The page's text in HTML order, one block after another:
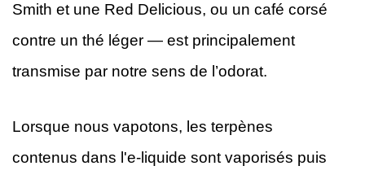
Smith et une Red Delicious, ou un café corsé
contre un thé léger — est principalement
transmise par notre sens de l’odorat.
Lorsque nous vapotons, les terpènes
contenus dans l'e-liquide sont vaporisés puis